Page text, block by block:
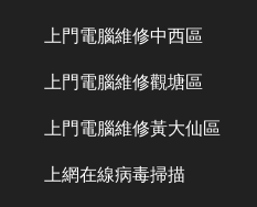
上門電腦維修中西區
上門電腦維修觀塘區
上門電腦維修黃大仙區
上網在線病毒掃描